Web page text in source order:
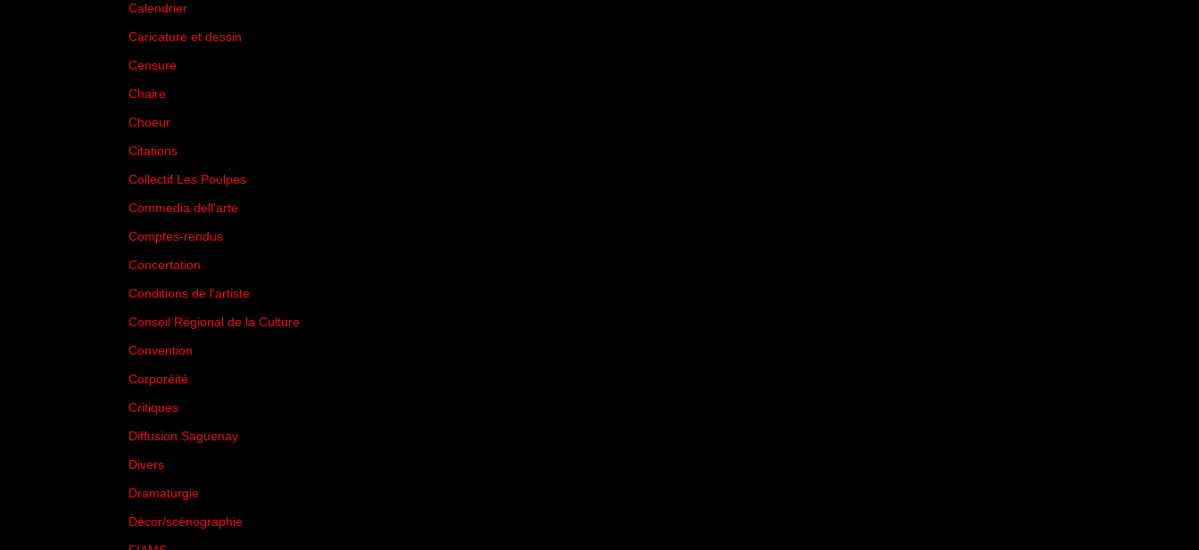
Calendrier
Caricature et dessin
Censure
Chaire
Choeur
Citations
Collectif Les Poulpes
Commedia dell'arte
Comptes-rendus
Concertation
Conditions de l'artiste
Conseil Régional de la Culture
Convention
Corporéité
Critiques
Diffusion Saguenay
Divers
Dramaturgie
Décor/scénographie